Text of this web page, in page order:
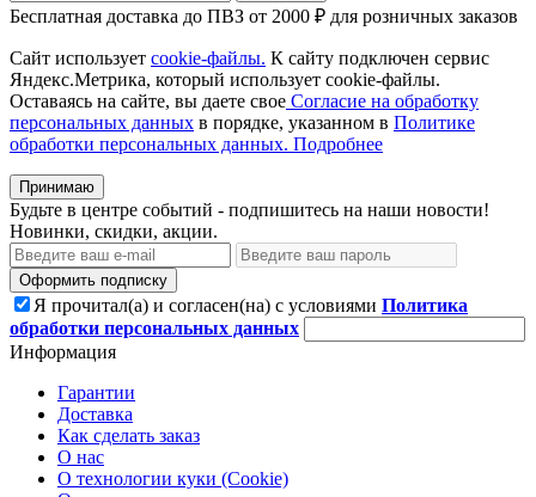
Бесплатная доставка до ПВЗ от 2000 ₽ для розничных заказов
Сайт использует cookie-файлы. К cайту подключен сервис
Яндекс.Метрика, который использует cookie-файлы.
Оставаясь на сайте, вы даете свое Согласие на обработку
персональных данных в порядке, указанном в Политике
обработки персональных данных. Подробнее
Принимаю
Будьте в центре событий - подпишитесь на наши новости!
Новинки, скидки, акции.
Оформить подписку
Я прочитал(а) и согласен(на) с условиями Политика
обработки персональных данных
Информация
Гарантии
Доставка
Как сделать заказ
О нас
О технологии куки (Cookie)